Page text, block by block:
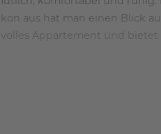
aus hat man einen Blick
Appartement und